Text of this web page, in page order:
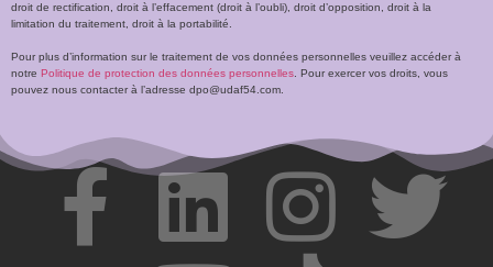
droit de rectification, droit à l’effacement (droit à l’oubli), droit d’opposition, droit à la
limitation du traitement, droit à la portabilité.
Pour plus d’information sur le traitement de vos données personnelles veuillez accéder à
notre Politique de protection des données personnelles . Pour exercer vos droits, vous
pouvez nous contacter à l’adresse dpo@udaf54.com.